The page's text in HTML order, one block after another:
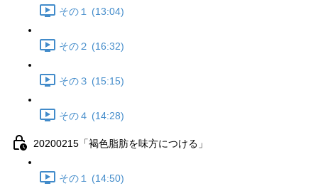
その１ (13:04)
その２ (16:32)
その３ (15:15)
その４ (14:28)
20200215「褐色脂肪を味方につける」
その１ (14:50)